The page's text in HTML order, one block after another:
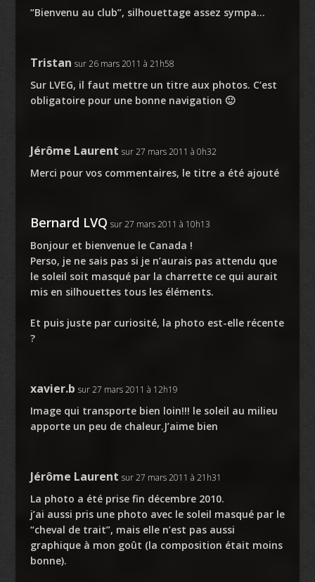
“Bienvenu au club”, silhouettage assez sympa…
Tristan sur 26 mars 2011 à 21h58
Sur LVEG, il faut mettre un titre aux photos. C’est
obligatoire pour une bonne navigation 🙂
Jérôme Laurent sur 27 mars 2011 à 0h32
Merci pour vos commentaires, le titre a été ajouté
Bernard LVQ sur 27 mars 2011 à 10h13
Bonjour et bienvenue le Canada !
Perso, je ne sais pas si je n’aurais pas attendu que
le soleil soit masqué par la charrette ce qui aurait
mis en silhouettes tous les éléments.
Et puis juste par curiosité, la photo est-elle récente
?
xavier.b sur 27 mars 2011 à 12h19
Image qui transporte bien loin!!! le soleil au milieu
apporte un peu de chaleur.J’aime bien
Jérôme Laurent sur 27 mars 2011 à 21h31
La photo a été prise fin décembre 2010.
j’ai aussi pris une photo avec le soleil masqué par le
“cheval de trait”, mais elle n’est pas aussi
graphique à mon goût (la composition était moins
bonne).